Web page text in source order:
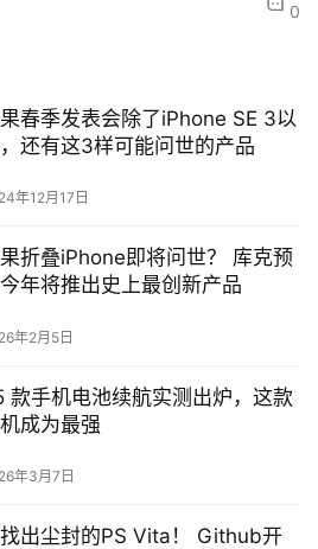
0
春季发表会除了iPhone SE 3以
还有这3样可能问世的产品
年12月17日
折叠iPhone即将问世？ 库克预
年将推出史上最创新产品
年2月5日
款手机电池续航实测出炉，这款
成为最强
年3月7日
出尘封的PS Vita！ Github开